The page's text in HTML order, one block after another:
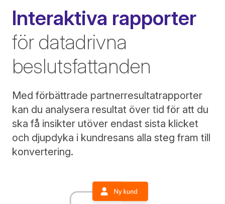
Interaktiva rapporter
för datadrivna
beslutsfattanden
Med förbättrade partnerresultatrapporter
kan du analysera resultat över tid för att du
ska få insikter utöver endast sista klicket
och djupdyka i kundresans alla steg fram till
konvertering.